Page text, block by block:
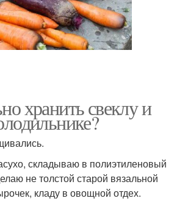
хранить свеклу и
складываю в полиэтиленовый
не толстой старой вязальной
кладу в овощной отдех.